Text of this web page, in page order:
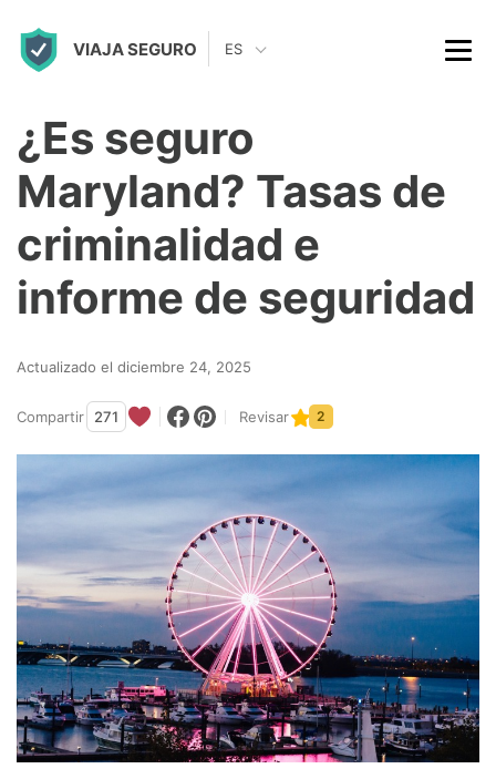
VIAJA SEGURO ES
¿Es seguro
Maryland? Tasas de
criminalidad e
informe de seguridad
Actualizado el diciembre 24, 2025
Compartir 271 Revisar 2